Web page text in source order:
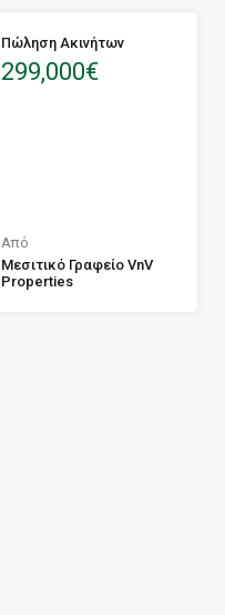
Πώληση Ακινήτων
299,000€
Από
Μεσιτικό Γραφείο VnV
Properties